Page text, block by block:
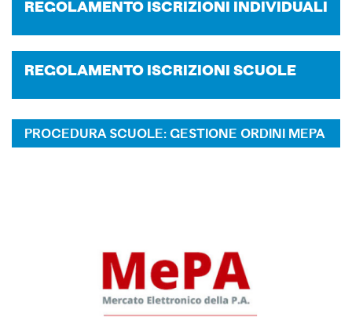
RE­GO­LA­MEN­TO ISCRI­ZIO­NI IN­DI­VI­DUA­LI
RE­GO­LA­MEN­TO ISCRI­ZIO­NI SCUO­LE
PROCEDURA SCUOLE: GESTIONE ORDINI MEPA